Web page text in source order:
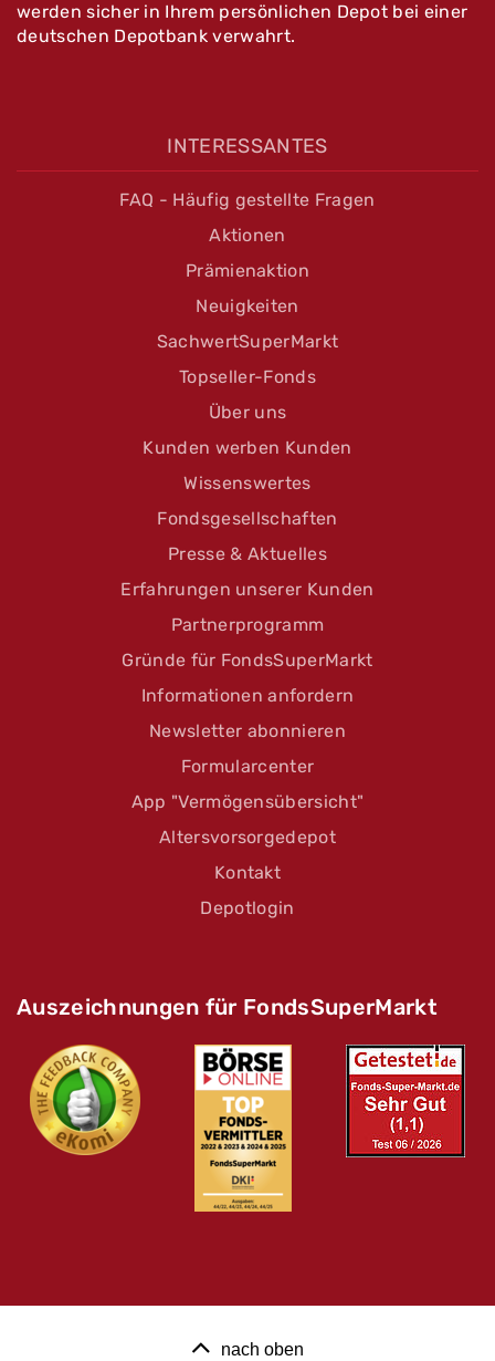
werden sicher in Ihrem persönlichen Depot bei einer
deutschen Depotbank verwahrt.
INTERESSANTES
FAQ - Häufig gestellte Fragen
Aktionen
Prämienaktion
Neuigkeiten
SachwertSuperMarkt
Topseller-Fonds
Über uns
Kunden werben Kunden
Wissenswertes
Fondsgesellschaften
Presse & Aktuelles
Erfahrungen unserer Kunden
Partnerprogramm
Gründe für FondsSuperMarkt
Informationen anfordern
Newsletter abonnieren
Formularcenter
App "Vermögensübersicht"
Altersvorsorgedepot
Kontakt
Depotlogin
Auszeichnungen für FondsSuperMarkt
nach oben